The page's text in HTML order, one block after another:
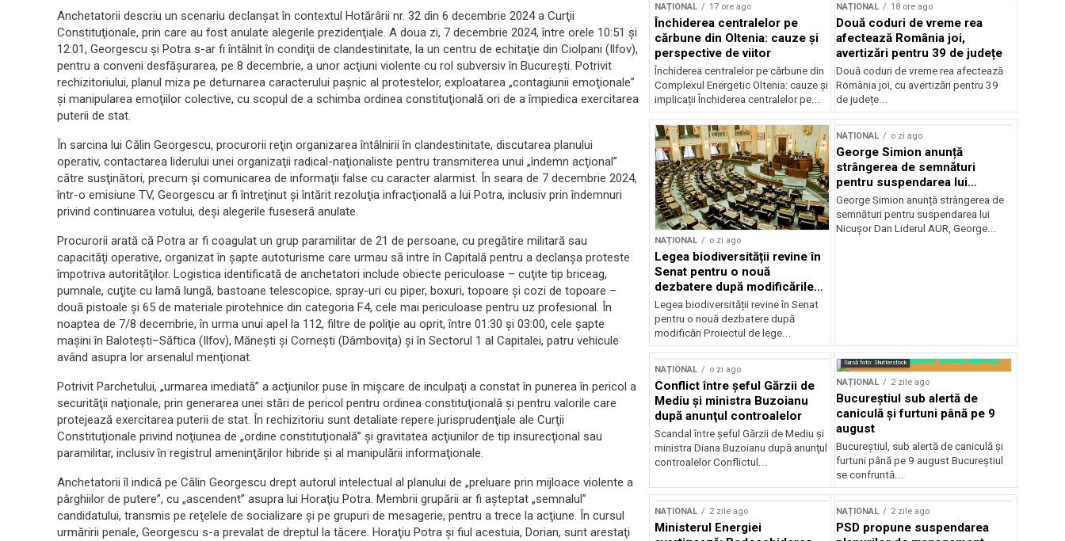
Anchetatorii descriu un scenariu declanşat în contextul Hotărârii nr. 32 din 6 decembrie 2024 a Curţii
Constituţionale, prin care au fost anulate alegerile prezidenţiale. A doua zi, 7 decembrie 2024, între orele 10:51 şi
12:01, Georgescu şi Potra s-ar fi întâlnit în condiţii de clandestinitate, la un centru de echitaţie din Ciolpani (Ilfov),
pentru a conveni desfăşurarea, pe 8 decembrie, a unor acţiuni violente cu rol subversiv în Bucureşti. Potrivit
rechizitoriului, planul miza pe deturnarea caracterului paşnic al protestelor, exploatarea „contagiunii emoţionale”
şi manipularea emoţiilor colective, cu scopul de a schimba ordinea constituţională ori de a împiedica exercitarea
puterii de stat.
În sarcina lui Călin Georgescu, procurorii reţin organizarea întâlnirii în clandestinitate, discutarea planului
operativ, contactarea liderului unei organizaţii radical-naţionaliste pentru transmiterea unui „îndemn acţional”
către susţinători, precum şi comunicarea de informaţii false cu caracter alarmist. În seara de 7 decembrie 2024,
într-o emisiune TV, Georgescu ar fi întreţinut şi întărit rezoluţia infracţională a lui Potra, inclusiv prin îndemnuri
privind continuarea votului, deşi alegerile fuseseră anulate.
Procurorii arată că Potra ar fi coagulat un grup paramilitar de 21 de persoane, cu pregătire militară sau
capacităţi operative, organizat în şapte autoturisme care urmau să intre în Capitală pentru a declanşa proteste
împotriva autorităţilor. Logistica identificată de anchetatori include obiecte periculoase – cuţite tip briceag,
pumnale, cuţite cu lamă lungă, bastoane telescopice, spray-uri cu piper, boxuri, topoare şi cozi de topoare –
două pistoale şi 65 de materiale pirotehnice din categoria F4, cele mai periculoase pentru uz profesional. În
noaptea de 7/8 decembrie, în urma unui apel la 112, filtre de poliţie au oprit, între 01:30 şi 03:00, cele şapte
maşini în Baloteşti–Săftica (Ilfov), Măneşti şi Corneşti (Dâmboviţa) şi în Sectorul 1 al Capitalei, patru vehicule
având asupra lor arsenalul menţionat.
Potrivit Parchetului, „urmarea imediată” a acţiunilor puse în mişcare de inculpaţi a constat în punerea în pericol a
securităţii naţionale, prin generarea unei stări de pericol pentru ordinea constituţională şi pentru valorile care
protejează exercitarea puterii de stat. În rechizitoriu sunt detaliate repere jurisprudenţiale ale Curţii
Constituţionale privind noţiunea de „ordine constituţională” şi gravitatea acţiunilor de tip insurecţional sau
paramilitar, inclusiv în registrul ameninţărilor hibride şi al manipulării informaţionale.
Anchetatorii îl indică pe Călin Georgescu drept autorul intelectual al planului de „preluare prin mijloace violente a
pârghiilor de putere”, cu „ascendent” asupra lui Horaţiu Potra. Membrii grupării ar fi aşteptat „semnalul”
candidatului, transmis pe reţelele de socializare şi pe grupuri de mesagerie, pentru a trece la acţiune. În cursul
urmăririi penale, Georgescu s-a prevalat de dreptul la tăcere. Horaţiu Potra şi fiul acestuia, Dorian, sunt arestaţi
NAȚIONAL 17 ore ago
Închiderea centralelor pe
cărbune din Oltenia: cauze și
perspective de viitor
Închiderea centralelor pe cărbune din
Complexul Energetic Oltenia: cauze și
implicații Închiderea centralelor pe...
NAȚIONAL 18 ore ago
Două coduri de vreme rea
afectează România joi,
avertizări pentru 39 de județe
Două coduri de vreme rea afectează
România joi, cu avertizări pentru 39
de județe...
NAȚIONAL o zi ago
Legea biodiversității revine în
Senat pentru o nouă
dezbatere după modificările
deputaților
Legea biodiversității revine în Senat
pentru o nouă dezbatere după
modificări Proiectul de lege...
NAȚIONAL o zi ago
George Simion anunță
strângerea de semnături
pentru suspendarea lui
Nicușor Dan
George Simion anunță strângerea de
semnături pentru suspendarea lui
Nicușor Dan Liderul AUR, George...
NAȚIONAL o zi ago
Conflict între şeful Gărzii de
Mediu şi ministra Buzoianu
după anunţul controalelor
Scandal între şeful Gărzii de Mediu şi
ministra Diana Buzoianu după anunţul
controalelor Conflictul...
Sursă foto: Shutterstock
NAȚIONAL 2 zile ago
Bucureștiul sub alertă de
caniculă și furtuni până pe 9
august
Bucureștiul, sub alertă de caniculă și
furtuni până pe 9 august Bucureștiul
se confruntă...
NAȚIONAL 2 zile ago
Ministerul Energiei
NAȚIONAL 2 zile ago
PSD propune suspendarea